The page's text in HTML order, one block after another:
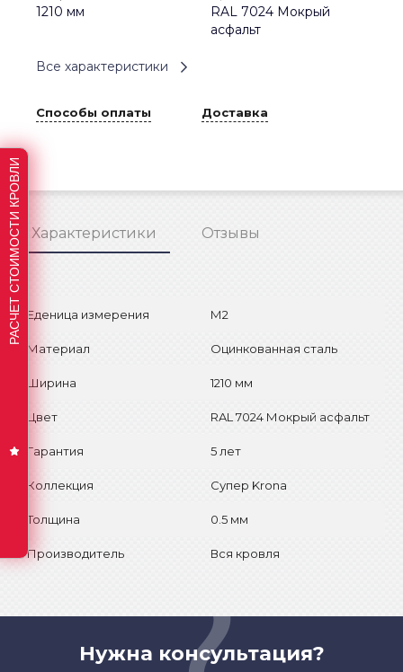
1210 мм
RAL 7024 Мокрый
асфальт
Все характеристики
Способы оплаты Доставка
Характеристики Отзывы
Еденица измерения М2
Материал Оцинкованная сталь
Ширина 1210 мм
Цвет RAL 7024 Мокрый асфальт
Гарантия 5 лет
Коллекция Супер Krona
Толщина 0.5 мм
Производитель Вся кровля
Нужна консультация?
РАСЧЕТ СТОИМОСТИ КРОВЛИ